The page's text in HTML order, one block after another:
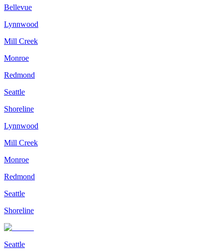
Bellevue
Lynnwood
Mill Creek
Monroe
Redmond
Seattle
Shoreline
Lynnwood
Mill Creek
Monroe
Redmond
Seattle
Shoreline
Seattle